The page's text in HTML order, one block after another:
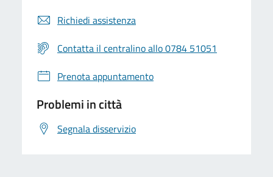
Richiedi assistenza
Contatta il centralino allo 0784 51051
Prenota appuntamento
Problemi in città
Segnala disservizio